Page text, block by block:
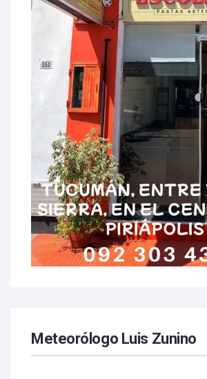
Meteorólogo Luis Zunino